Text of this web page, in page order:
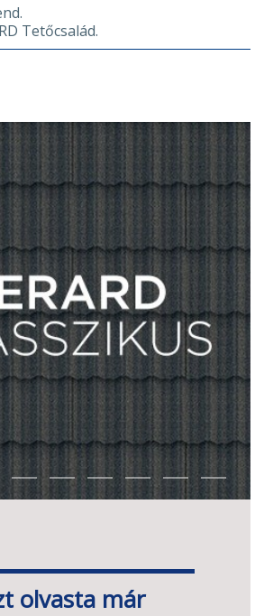
Tetőcsalád.
olvasta már